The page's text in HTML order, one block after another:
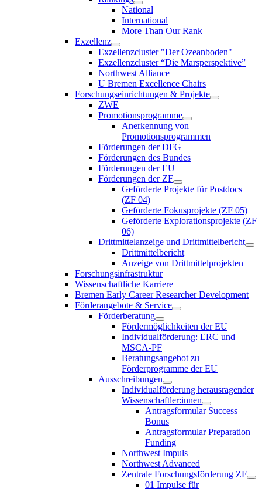
National
International
More Than Our Rank
Exzellenz
Exzellenzcluster "Der Ozeanboden"
Exzellenzcluster “Die Marsperspektive”
Northwest Alliance
U Bremen Excellence Chairs
Forschungseinrichtungen & Projekte
ZWE
Promotionsprogramme
Anerkennung von
Promotionsprogrammen
Förderungen der DFG
Förderungen des Bundes
Förderungen der EU
Förderungen der ZF
Geförderte Projekte für Postdocs
(ZF 04)
Geförderte Fokusprojekte (ZF 05)
Geförderte Explorationsprojekte (ZF
06)
Drittmittelanzeige und Drittmittelbericht
Drittmittelbericht
Anzeige von Drittmittelprojekten
Forschungsinfrastruktur
Wissenschaftliche Karriere
Bremen Early Career Researcher Development
Förderangebote & Service
Förderberatung
Fördermöglichkeiten der EU
Individualförderung: ERC und
MSCA-PF
Beratungsangebot zu
Förderprogramme der EU
Ausschreibungen
Individualförderung herausragender
Wissenschaftler:innen
Antragsformular Success
Bonus
Antragsformular Preparation
Funding
Northwest Impuls
Northwest Advanced
Zentrale Forschungsförderung ZF
01 Impulse für